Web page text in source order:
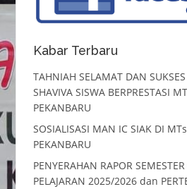
Kabar Terbaru
TAHNIAH SELAMAT DAN
SHAVIVA SISWA BERPRESTASI
PEKANBARU
SOSIALISASI MAN IC SIAK DI
PEKANBARU
PENYERAHAN RAPOR
PELAJARAN 2025/2026 dan